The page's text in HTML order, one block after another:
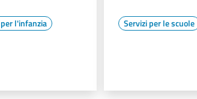
l'infanzia Servizi per le scuole